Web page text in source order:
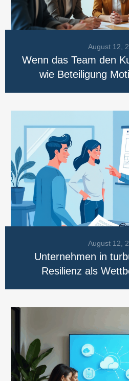
August 12,
Wenn das Team den
wie Beteiligung
August 12,
Unternehmen in
Resilienz als